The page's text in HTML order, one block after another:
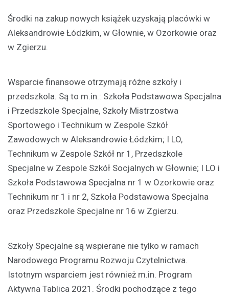
Środki na zakup nowych książek uzyskają placówki w
Aleksandrowie Łódzkim, w Głownie, w Ozorkowie oraz
w Zgierzu.
Wsparcie finansowe otrzymają różne szkoły i
przedszkola. Są to m.in.: Szkoła Podstawowa Specjalna
i Przedszkole Specjalne, Szkoły Mistrzostwa
Sportowego i Technikum w Zespole Szkół
Zawodowych w Aleksandrowie Łódzkim; I LO,
Technikum w Zespole Szkół nr 1, Przedszkole
Specjalne w Zespole Szkół Socjalnych w Głownie; I LO i
Szkoła Podstawowa Specjalna nr 1 w Ozorkowie oraz
Technikum nr 1 i nr 2, Szkoła Podstawowa Specjalna
oraz Przedszkole Specjalne nr 16 w Zgierzu.
Szkoły Specjalne są wspierane nie tylko w ramach
Narodowego Programu Rozwoju Czytelnictwa.
Istotnym wsparciem jest również m.in. Program
Aktywna Tablica 2021. Środki pochodzące z tego